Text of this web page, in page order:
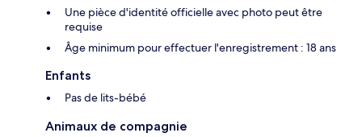
Une pièce d'identité officielle avec photo peut être
requise
Âge minimum pour effectuer l'enregistrement : 18 ans
Enfants
Pas de lits-bébé
Animaux de compagnie